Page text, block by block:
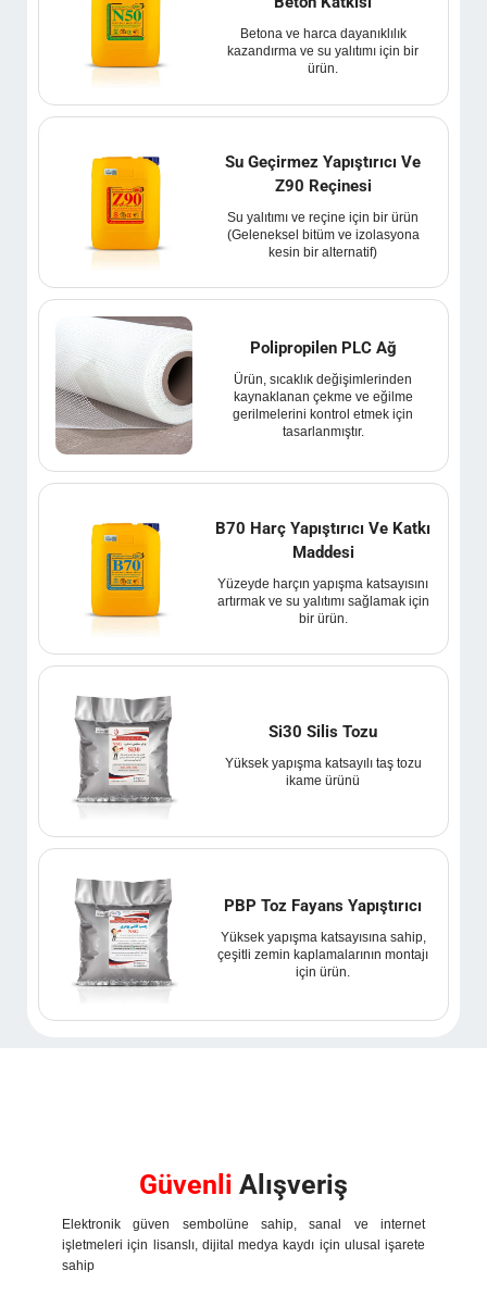
Betona ve harca dayanıklılık
kazandırma ve su yalıtımı için bir
ürün.
Su Geçirmez Yapıştırıcı Ve
Z90 Reçinesi
Su yalıtımı ve reçine için bir ürün
(Geleneksel bitüm ve izolasyona
kesin bir alternatif)
Polipropilen PLC Ağ
Ürün, sıcaklık değişimlerinden
kaynaklanan çekme ve eğilme
gerilmelerini kontrol etmek için
tasarlanmıştır.
B70 Harç Yapıştırıcı Ve Katkı
Maddesi
Yüzeyde harçın yapışma katsayısını
artırmak ve su yalıtımı sağlamak için
bir ürün.
Si30 Silis Tozu
Yüksek yapışma katsayılı taş tozu
ikame ürünü
PBP Toz Fayans Yapıştırıcı
Yüksek yapışma katsayısına sahip,
çeşitli zemin kaplamalarının montajı
için ürün.
Güvenli Alışveriş
Elektronik güven sembolüne sahip, sanal ve internet
işletmeleri için lisanslı, dijital medya kaydı için ulusal işarete
sahip